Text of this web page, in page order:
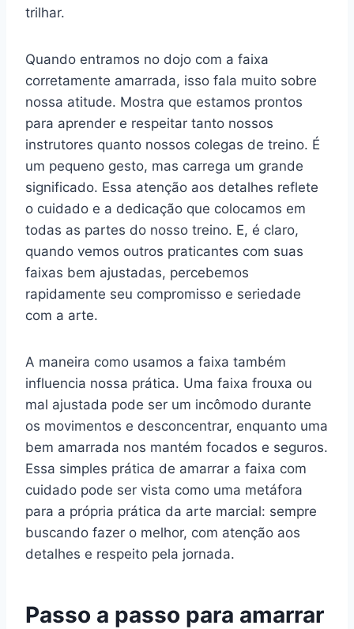
trilhar.
Quando entramos no dojo com a faixa
corretamente amarrada, isso fala muito sobre
nossa atitude. Mostra que estamos prontos
para aprender e respeitar tanto nossos
instrutores quanto nossos colegas de treino. É
um pequeno gesto, mas carrega um grande
significado. Essa atenção aos detalhes reflete
o cuidado e a dedicação que colocamos em
todas as partes do nosso treino. E, é claro,
quando vemos outros praticantes com suas
faixas bem ajustadas, percebemos
rapidamente seu compromisso e seriedade
com a arte.
A maneira como usamos a faixa também
influencia nossa prática. Uma faixa frouxa ou
mal ajustada pode ser um incômodo durante
os movimentos e desconcentrar, enquanto uma
bem amarrada nos mantém focados e seguros.
Essa simples prática de amarrar a faixa com
cuidado pode ser vista como uma metáfora
para a própria prática da arte marcial: sempre
buscando fazer o melhor, com atenção aos
detalhes e respeito pela jornada.
Passo a passo para amarrar